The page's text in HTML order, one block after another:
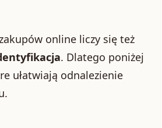
online liczy się też
. Dlatego poniżej
ułatwiają odnalezienie